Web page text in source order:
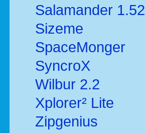
Salamander 1.52
Sizeme
SpaceMonger
SyncroX
Wilbur 2.2
Xplorer² Lite
Zipgenius